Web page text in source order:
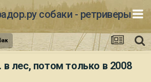
собаки - ретриверы
лес, потом только в 2008